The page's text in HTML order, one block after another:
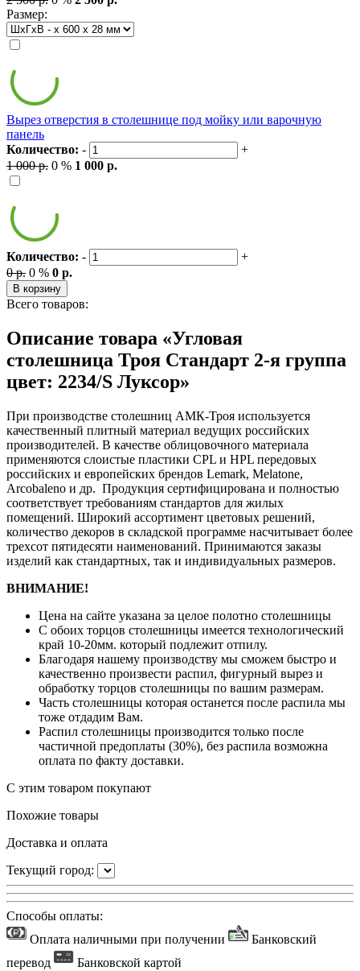
Размер:
Вырез отверстия в столешнице под мойку или варочную
панель
Количество: -
+
1 000 р. 0 % 1 000 р.
Количество: -
+
0 р. 0 % 0 р.
В корзину
Всего товаров:
Описание товара «Угловая
столешница Троя Стандарт 2-я группа
цвет: 2234/S Луксор»
При производстве столешниц АМК-Троя используется
качественный плитный материал ведущих российских
производителей. В качестве облицовочного материала
применяются слоистые пластики CPL и HPL передовых
российских и европейских брендов Lemark, Melatone,
Arcobaleno и др. Продукция сертифицирована и полностью
соответствует требованиям стандартов для жилых
помещений. Широкий ассортимент цветовых решений,
количество декоров в складской программе насчитывает более
трехсот пятидесяти наименований. Принимаются заказы
изделий как стандартных, так и индивидуальных размеров.
ВНИМАНИЕ!
Цена на сайте указана за целое полотно столешницы
С обоих торцов столешницы имеется технологический
край 10-20мм. который подлежит отпилу.
Благодаря нашему производству мы сможем быстро и
качественно произвести распил, фигурный вырез и
обработку торцов столешницы по вашим размерам.
Часть столешницы которая останется после распила мы
тоже отдадим Вам.
Распил столешницы производится только после
частичной предоплаты (30%), без распила возможна
оплата по факту доставки.
С этим товаром покупают
Похожие товары
Доставка и оплата
Текущий город:
Способы оплаты:
Оплата наличными при получении
Банковский
перевод
Банковской картой